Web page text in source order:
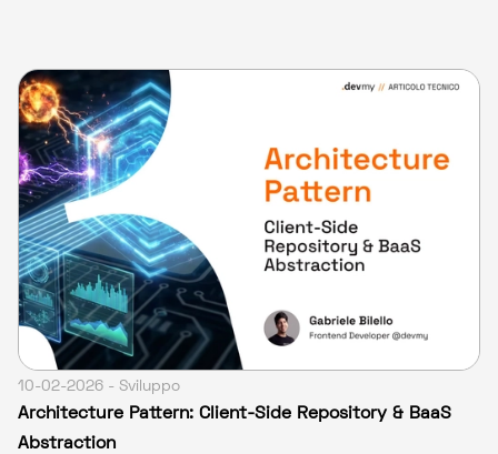
10-02-2026 - Sviluppo
Architecture Pattern: Client-Side Repository & BaaS
Abstraction